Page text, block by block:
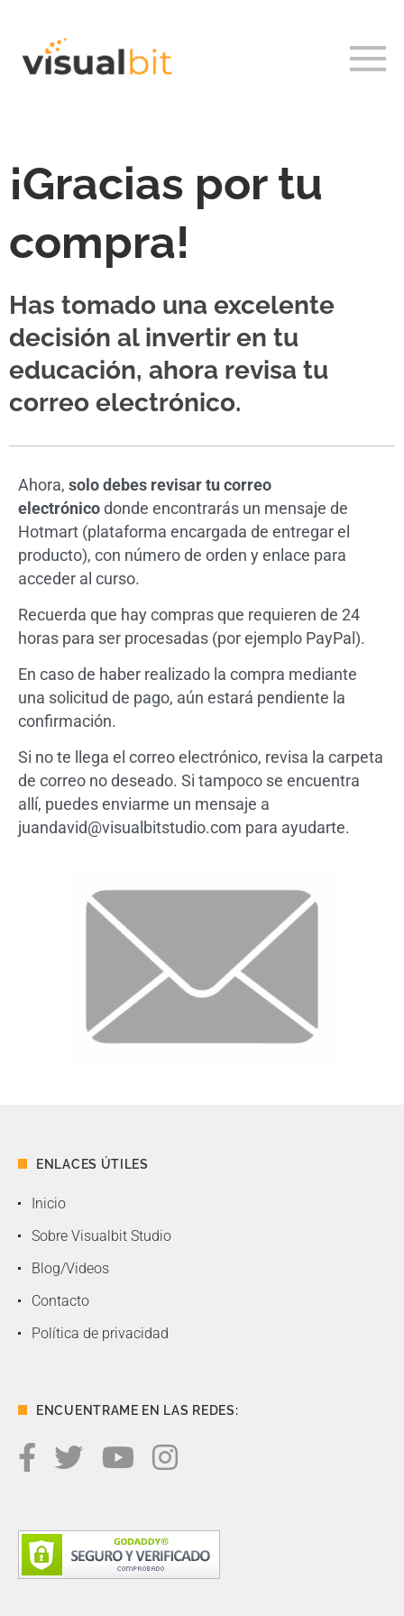
¡Gracias por tu
compra!
Has tomado una excelente
decisión al invertir en tu
educación, ahora revisa tu
correo electrónico.
Ahora, solo debes revisar tu correo
electrónicodonde encontrarás un mensaje de
Hotmart (plataforma encargada de entregar el
producto), con número de orden y enlace para
acceder al curso.
Recuerda que hay compras que requieren de 24
horas para ser procesadas (por ejemplo PayPal).
En caso de haber realizado la compra mediante
una solicitud de pago, aún estará pendiente la
confirmación.
Si no te llega el correo electrónico, revisa la carpeta
de correo no deseado. Si tampoco se encuentra
allí, puedes enviarme un mensaje a
juandavid@visualbitstudio.com para ayudarte.
ENLACES ÚTILES
Inicio
Sobre Visualbit Studio
Blog/Videos
Contacto
Política de privacidad
ENCUENTRAME EN LAS REDES: